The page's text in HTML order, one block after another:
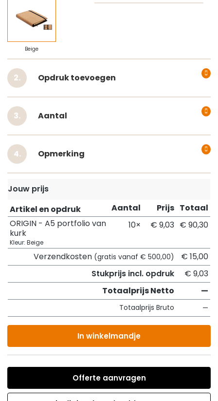
Beige
Opdruk toevoegen
Aantal
Opmerking
Jouw prijs
Artikel en opdruk
Aantal Prijs Totaal
ORIGIN - A5 portfolio van
kurk
Kleur: Beige
10× € 9,03 € 90,30
Verzendkosten (gratis vanaf € 500,00)
€ 15,00
Stukprijs incl. opdruk
€ 9,03
Totaalprijs Netto
—
Totaalprijs Bruto —
In winkelmandje
Offerte aanvragen